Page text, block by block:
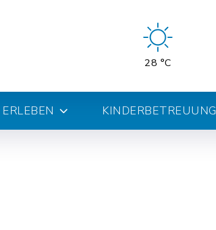
28 °C
KINDERBETREUUNG